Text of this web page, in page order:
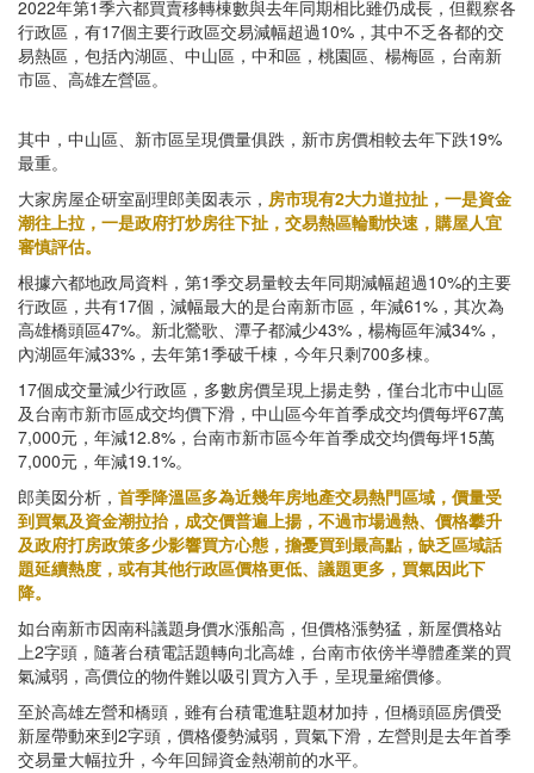
2022年第1季六都買賣移轉棟數與去年同期相比雖仍成長，但觀察各
行政區，有17個主要行政區交易減幅超過10%，其中不乏各都的交
易熱區，包括內湖區、中山區，中和區，桃園區、楊梅區，台南新
市區、高雄左營區。
其中，中山區、新市區呈現價量俱跌，新市房價相較去年下跌19%
最重。
大家房屋企研室副理郎美囡表示， 房市現有2大力道拉扯，一是資金
潮往上拉，一是政府打炒房往下扯，交易熱區輪動快速，購屋人宜
審慎評估。
根據六都地政局資料，第1季交易量較去年同期減幅超過10%的主要
行政區，共有17個，減幅最大的是台南新市區，年減61%，其次為
高雄橋頭區47%。新北鶯歌、潭子都減少43%，楊梅區年減34%，
內湖區年減33%，去年第1季破千棟，今年只剩700多棟。
17個成交量減少行政區，多數房價呈現上揚走勢，僅台北市中山區
及台南市新市區成交均價下滑，中山區今年首季成交均價每坪67萬
7,000元，年減12.8%，台南市新市區今年首季成交均價每坪15萬
7,000元，年減19.1%。
郎美囡分析， 首季降溫區多為近幾年房地產交易熱門區域，價量受
到買氣及資金潮拉抬，成交價普遍上揚，不過市場過熱、價格攀升
及政府打房政策多少影響買方心態，擔憂買到最高點，缺乏區域話
題延續熱度，或有其他行政區價格更低、議題更多，買氣因此下
降。
如台南新市因南科議題身價水漲船高，但價格漲勢猛，新屋價格站
上2字頭，隨著台積電話題轉向北高雄，台南市依傍半導體產業的買
氣減弱，高價位的物件難以吸引買方入手，呈現量縮價修。
至於高雄左營和橋頭，雖有台積電進駐題材加持，但橋頭區房價受
新屋帶動來到2字頭，價格優勢減弱，買氣下滑，左營則是去年首季
交易量大幅拉升，今年回歸資金熱潮前的水平。